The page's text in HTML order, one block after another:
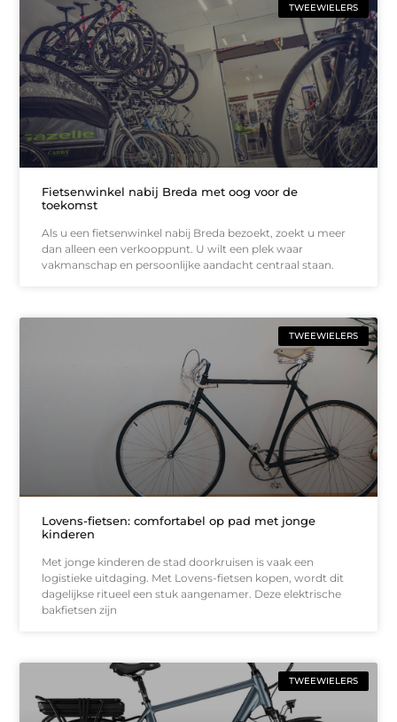
TWEEWIELERS
Fietsenwinkel nabij Breda met oog voor de
toekomst
Als u een fietsenwinkel nabij Breda bezoekt, zoekt u meer
dan alleen een verkooppunt. U wilt een plek waar
vakmanschap en persoonlijke aandacht centraal staan.
TWEEWIELERS
Lovens-fietsen: comfortabel op pad met jonge
kinderen
Met jonge kinderen de stad doorkruisen is vaak een
logistieke uitdaging. Met Lovens-fietsen kopen, wordt dit
dagelijkse ritueel een stuk aangenamer. Deze elektrische
bakfietsen zijn
TWEEWIELERS